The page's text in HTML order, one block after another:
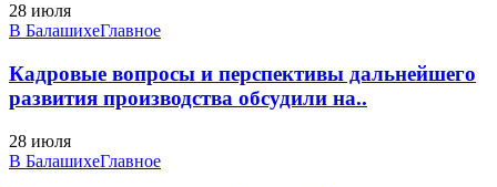
28 июля
В БалашихеГлавное
Кадровые вопросы и перспективы дальнейшего
развития производства обсудили на..
28 июля
В БалашихеГлавное